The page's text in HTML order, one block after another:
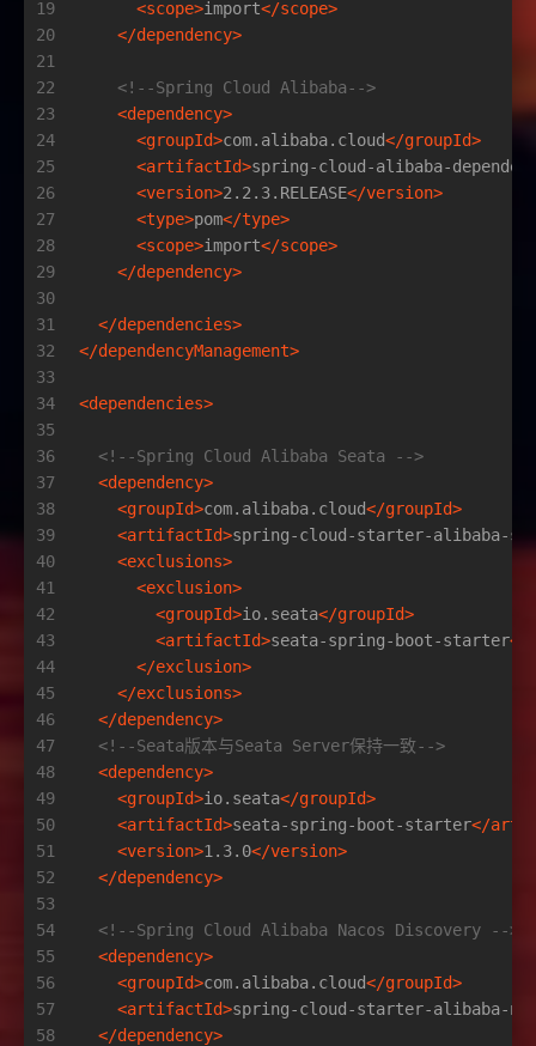
19
20
21
22
23
24
25
26
27
28
29
30
31
32
33
34
35
36
37
38
39
40
41
42
43
44
45
46
47
48
49
50
51
52
53
54
55
56
57
58
<scope>import</scope>
</dependency>
<!--Spring Cloud Alibaba-->
<dependency>
<groupId>com.alibaba.cloud</groupId>
<artifactId>spring-cloud-alibaba-
<version>2.2.3.RELEASE</version>
<type>pom</type>
<scope>import</scope>
</dependency>
</dependencies>
</dependencyManagement>
<dependencies>
<!--Spring Cloud Alibaba Seata -->
<dependency>
<groupId>com.alibaba.cloud</groupId>
<artifactId>spring-cloud-starter-alibaba-
<exclusions>
<exclusion>
<groupId>io.seata</groupId>
<artifactId>seata-spring-boot-starter</
</exclusion>
</exclusions>
</dependency>
<!--Seata版本与Seata Server保持一致-->
<dependency>
<groupId>io.seata</groupId>
<artifactId>seata-spring-boot-starter</
<version>1.3.0</version>
</dependency>
<!--Spring Cloud Alibaba Nacos Discovery -->
<dependency>
<groupId>com.alibaba.cloud</groupId>
<artifactId>spring-cloud-starter-alibaba-
</dependency>